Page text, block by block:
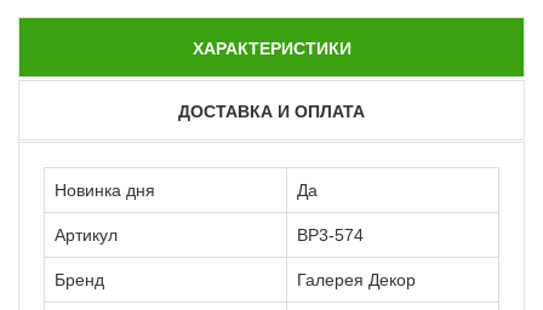
ХАРАКТЕРИСТИКИ
ДОСТАВКА И ОПЛАТА
Новинка дня Да
Артикул ВР3-574
Бренд Галерея Декор